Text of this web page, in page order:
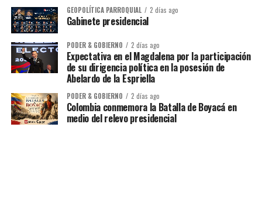
GEOPOLÍTICA PARROQUIAL 2 días ago
Gabinete presidencial
PODER & GOBIERNO 2 días ago
Expectativa en el Magdalena por la participación
de su dirigencia política en la posesión de
Abelardo de la Espriella
PODER & GOBIERNO 2 días ago
Colombia conmemora la Batalla de Boyacá en
medio del relevo presidencial